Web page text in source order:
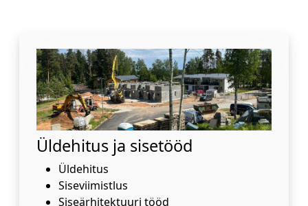
Üldehitus ja sisetööd
Üldehitus
Siseviimistlus
Siseärhitektuuri tööd